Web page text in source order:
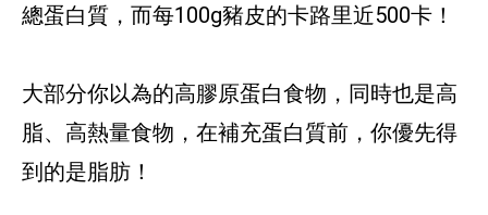
總蛋白質，而每100g豬皮的卡路里近500卡！
大部分你以為的高膠原蛋白食物，同時也是高
脂、高熱量食物，在補充蛋白質前，你優先得
到的是脂肪！